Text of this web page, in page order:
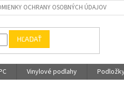
OCHRANY OSOBNÝCH ÚDAJOV
HĽADAŤ
Vinylové podlahy